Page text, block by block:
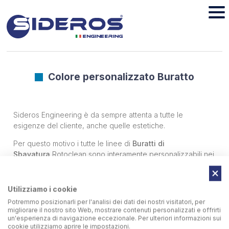
Colore personalizzato Buratto
Sideros Engineering è da sempre attenta a tutte le
esigenze del cliente, anche quelle estetiche.
Per questo motivo i tutte le linee di Buratti di
Sbavatura Rotoclean sono interamente personalizzabili nei
dei clienti che lo richiedono.
Utilizziamo i cookie
Potremmo posizionarli per l'analisi dei dati dei nostri visitatori, per
migliorare il nostro sito Web, mostrare contenuti personalizzati e offrirti
un'esperienza di navigazione eccezionale. Per ulteriori informazioni sui
cookie utilizziamo aprire le impostazioni.